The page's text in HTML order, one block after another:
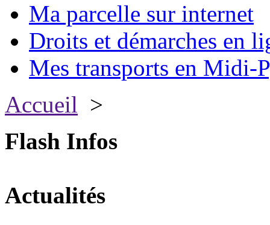
Ma parcelle sur internet
Droits et démarches en
Mes transports en Midi-
Accueil >
Flash Infos
Actualités